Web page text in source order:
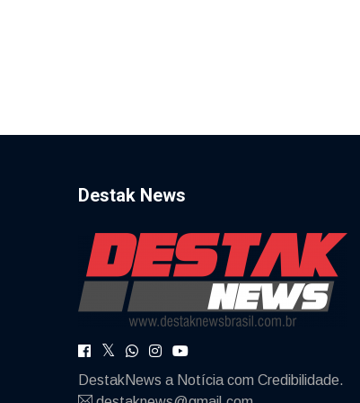
Destak News
DestakNews a Notícia com Credibilidade.